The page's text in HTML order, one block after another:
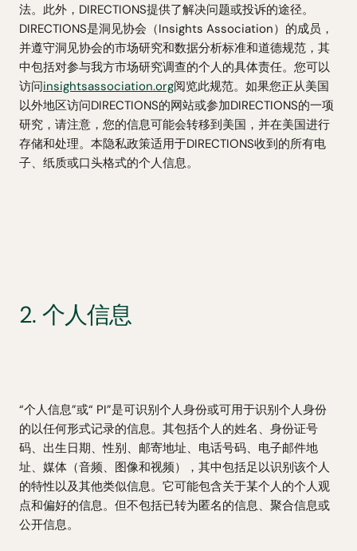
法。此外，DIRECTIONS提供了解决问题或投诉的途径。
DIRECTIONS是洞见协会（Insights Association）的成员，
并遵守洞见协会的市场研究和数据分析标准和道德规范，其
中包括对参与我方市场研究调查的个人的具体责任。您可以
访问insightsassociation.org阅览此规范。如果您正从美国
以外地区访问DIRECTIONS的网站或参加DIRECTIONS的一项
研究，请注意，您的信息可能会转移到美国，并在美国进行
存储和处理。本隐私政策适用于DIRECTIONS收到的所有电
子、纸质或口头格式的个人信息。
2. 个人信息
“个人信息”或“ PI”是可识别个人身份或可用于识别个人身份
的以任何形式记录的信息。其包括个人的姓名、身份证号
码、出生日期、性别、邮寄地址、电话号码、电子邮件地
址、媒体（音频、图像和视频），其中包括足以识别该个人
的特性以及其他类似信息。它可能包含关于某个人的个人观
点和偏好的信息。但不包括已转为匿名的信息、聚合信息或
公开信息。